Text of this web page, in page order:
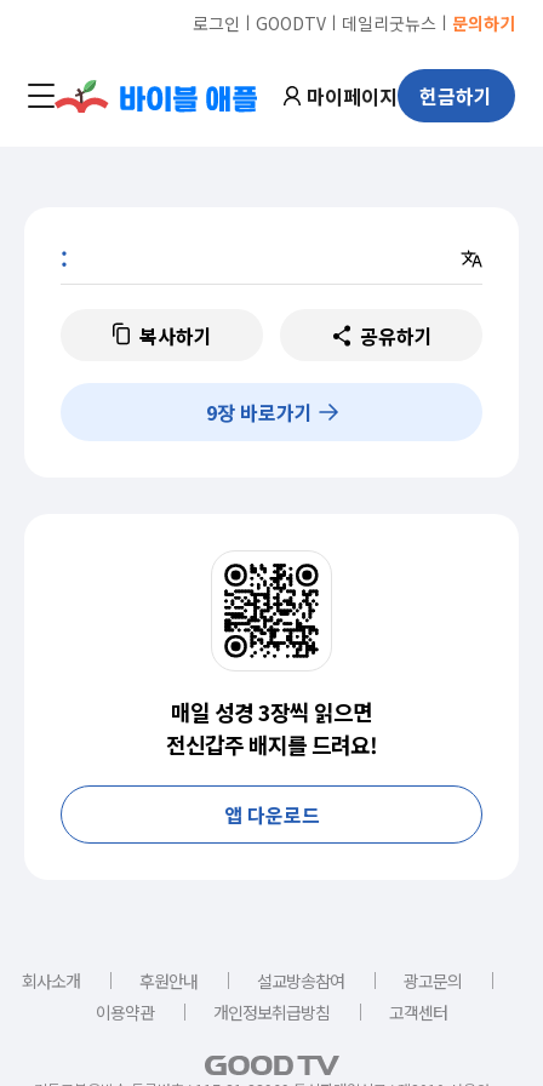
로그인 ㅣ GOODTVㅣ 데일리굿뉴스 ㅣ 문의하기
마이페이지 헌금하기
:
복사하기 공유하기
9장 바로가기
매일 성경 3장씩 읽으면
전신갑주 배지를 드려요!
앱 다운로드
회사소개 ｜ 후원안내 ｜ 설교방송참여 ｜ 광고문의
｜
이용약관
｜ 개인정보취급방침 ｜ 고객센터